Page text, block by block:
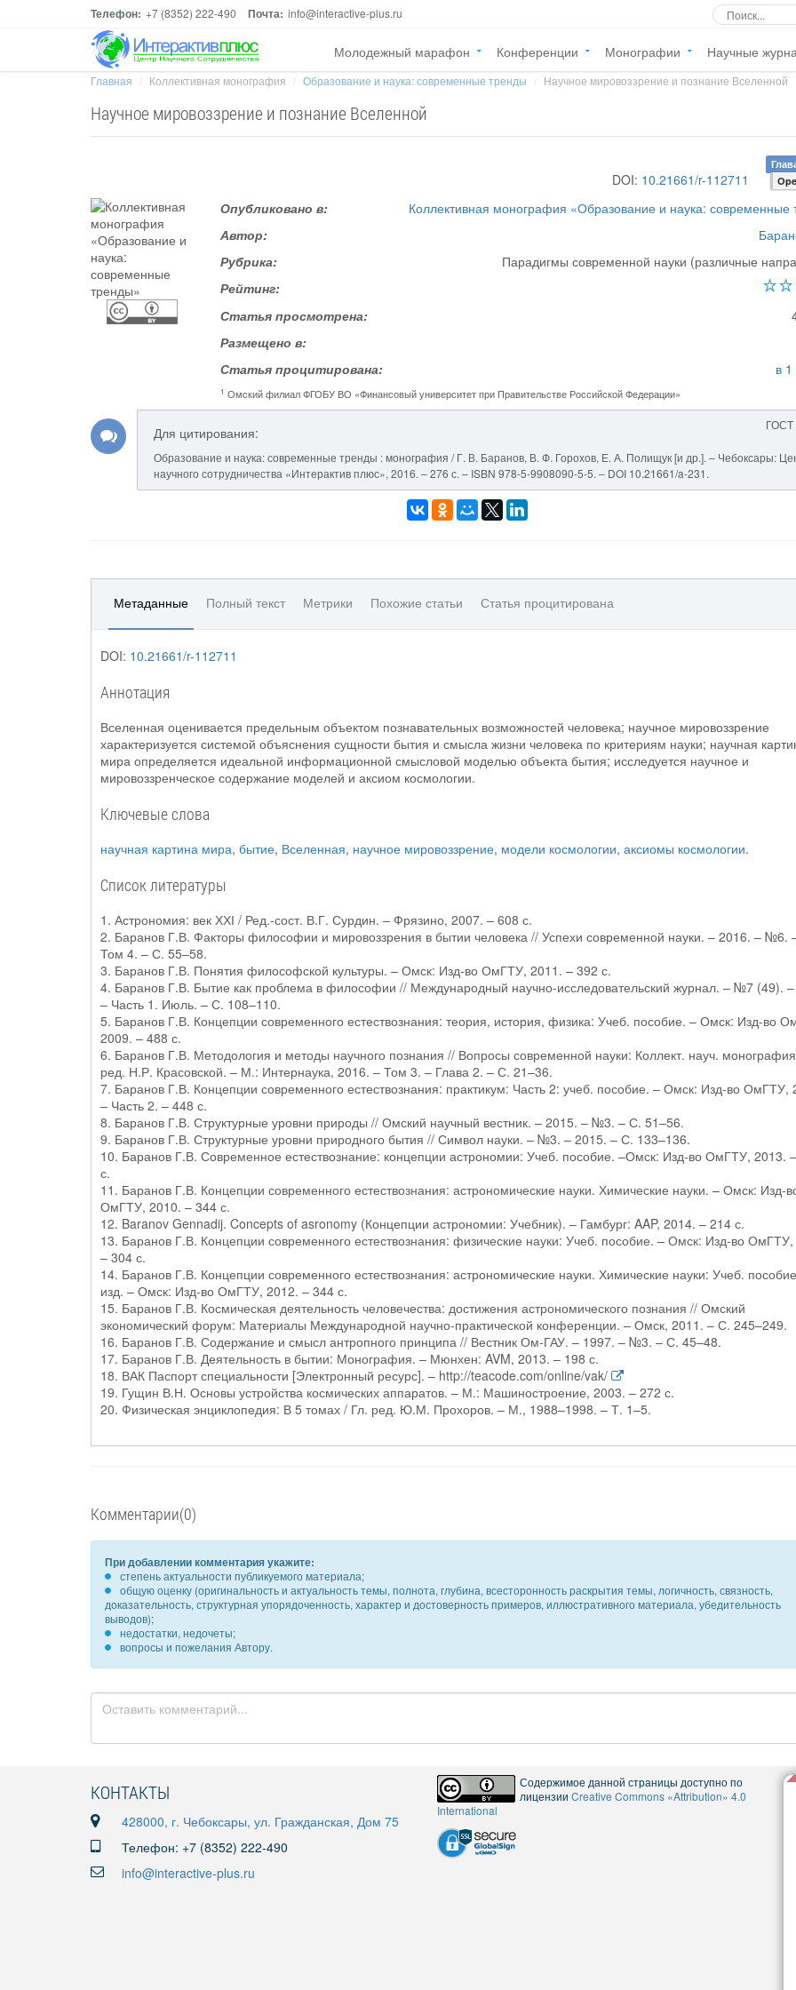
Телефон: +7 (8352) 222-490 Почта: info@interactive-plus.ru
Молодежный марафон Конференции Монографии Научные
Главная Коллективная монография Образование и наука: современные тренды Научное мировоззрение и познание Вселенной
Научное мировоззрение и познание Вселенной
DOI: 10.21661/r-112711
Опубликовано в:
Коллективная монография «Образование и наука: современные
Автор:
Рубрика:
Парадигмы современной науки (различные
Рейтинг:
Статья просмотрена:
Размещено в:
Статья процитирована: в
1 Омский филиал ФГОБУ ВО «Финансовый университет при Правительстве Российской Федерации»
ГОСТ
Для цитирования:
Образование и наука: современные тренды : монография / Г. В. Баранов, В. Ф. Горохов, Е. А. Полищук [и др.]. – Чебоксары:
научного сотрудничества «Интерактив плюс», 2016. – 276 с. – ISBN 978-5-9908090-5-5. – DOI 10.21661/a-231.
Метаданные Полный текст Метрики Похожие статьи Статья процитирована
DOI: 10.21661/r-112711
Аннотация
Вселенная оценивается предельным объектом познавательных возможностей человека; научное мировоззрение
характеризуется системой объяснения сущности бытия и смысла жизни человека по критериям науки; научная
мира определяется идеальной информационной смысловой моделью объекта бытия; исследуется научное и
мировоззренческое содержание моделей и аксиом космологии.
Ключевые слова
научная картина мира, бытие, Вселенная, научное мировоззрение, модели космологии, аксиомы космологии.
Список литературы
1. Астрономия: век ХХІ / Ред.-сост. В.Г. Сурдин. – Фрязино, 2007. – 608 с.
2. Баранов Г.В. Факторы философии и мировоззрения в бытии человека // Успехи современной науки. – 2016. – №6.
Том 4. – С. 55–58.
3. Баранов Г.В. Понятия философской культуры. – Омск: Изд-во ОмГТУ, 2011. – 392 с.
4. Баранов Г.В. Бытие как проблема в философии // Международный научно-исследовательский журнал. – №7 (49).
– Часть 1. Июль. – С. 108–110.
5. Баранов Г.В. Концепции современного естествознания: теория, история, физика: Учеб. пособие. – Омск: Изд-во
2009. – 488 с.
6. Баранов Г.В. Методология и методы научного познания // Вопросы современной науки: Коллект. науч.
ред. Н.Р. Красовской. – М.: Интернаука, 2016. – Том 3. – Глава 2. – С. 21–36.
7. Баранов Г.В. Концепции современного естествознания: практикум: Часть 2: учеб. пособие. – Омск: Изд-во ОмГТУ,
– Часть 2. – 448 с.
8. Баранов Г.В. Структурные уровни природы // Омский научный вестник. – 2015. – №3. – С. 51–56.
9. Баранов Г.В. Структурные уровни природного бытия // Символ науки. – №3. – 2015. – С. 133–136.
10. Баранов Г.В. Современное естествознание: концепции астрономии: Учеб. пособие. –Омск: Изд-во ОмГТУ, 2013.
с.
11. Баранов Г.В. Концепции современного естествознания: астрономические науки. Химические науки. – Омск: Изд-
ОмГТУ, 2010. – 344 с.
12. Baranov Gennadij. Concepts of asronomy (Концепции астрономии: Учебник). – Гамбург: AAP, 2014. – 214 с.
13. Баранов Г.В. Концепции современного естествознания: физические науки: Учеб. пособие. – Омск: Изд-во
– 304 с.
14. Баранов Г.В. Концепции современного естествознания: астрономические науки. Химические науки: Учеб.
изд. – Омск: Изд-во ОмГТУ, 2012. – 344 с.
15. Баранов Г.В. Космическая деятельность человечества: достижения астрономического познания // Омский
экономический форум: Материалы Международной научно-практической конференции. – Омск, 2011. – С. 245–249.
16. Баранов Г.В. Содержание и смысл антропного принципа // Вестник Ом-ГАУ. – 1997. – №3. – С. 45–48.
17. Баранов Г.В. Деятельность в бытии: Монография. – Мюнхен: AVM, 2013. – 198 с.
18. ВАК Паспорт специальности [Электронный ресурс]. – http://teacode.com/online/vak/
19. Гущин В.Н. Основы устройства космических аппаратов. – М.: Машиностроение, 2003. – 272 с.
20. Физическая энциклопедия: В 5 томах / Гл. ред. Ю.М. Прохоров. – М., 1988–1998. – Т. 1–5.
Комментарии(0)
При добавлении комментария укажите:
степень актуальности публикуемого материала;
общую оценку (оригинальность и актуальность темы, полнота, глубина, всесторонность раскрытия темы, логичность, связность,
доказательность, структурная упорядоченность, характер и достоверность примеров, иллюстративного материала, убедительность
выводов);
недостатки, недочеты;
вопросы и пожелания Автору.
КОНТАКТЫ
428000, г. Чебоксары, ул. Гражданская, Дом 75
Телефон: +7 (8352) 222-490
info@interactive-plus.ru
Содержимое данной страницы доступно по
лицензии Creative Commons «Attribution» 4.0
International